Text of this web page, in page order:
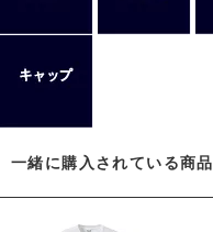
一緒に購入されている商品